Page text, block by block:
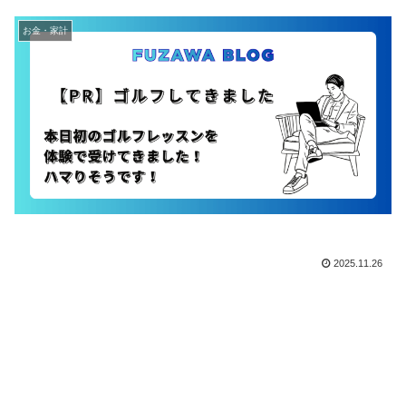
お金・家計
2025.11.26